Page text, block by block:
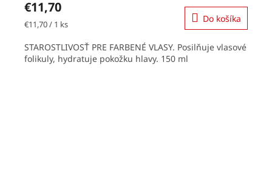
€11,70
Jednotková
€11,70 / 1 ks Do košíka
STAROSTLIVOSŤ PRE FARBENÉ VLASY. Posilňuje vlasové
folikuly, hydratuje pokožku hlavy. 150 ml